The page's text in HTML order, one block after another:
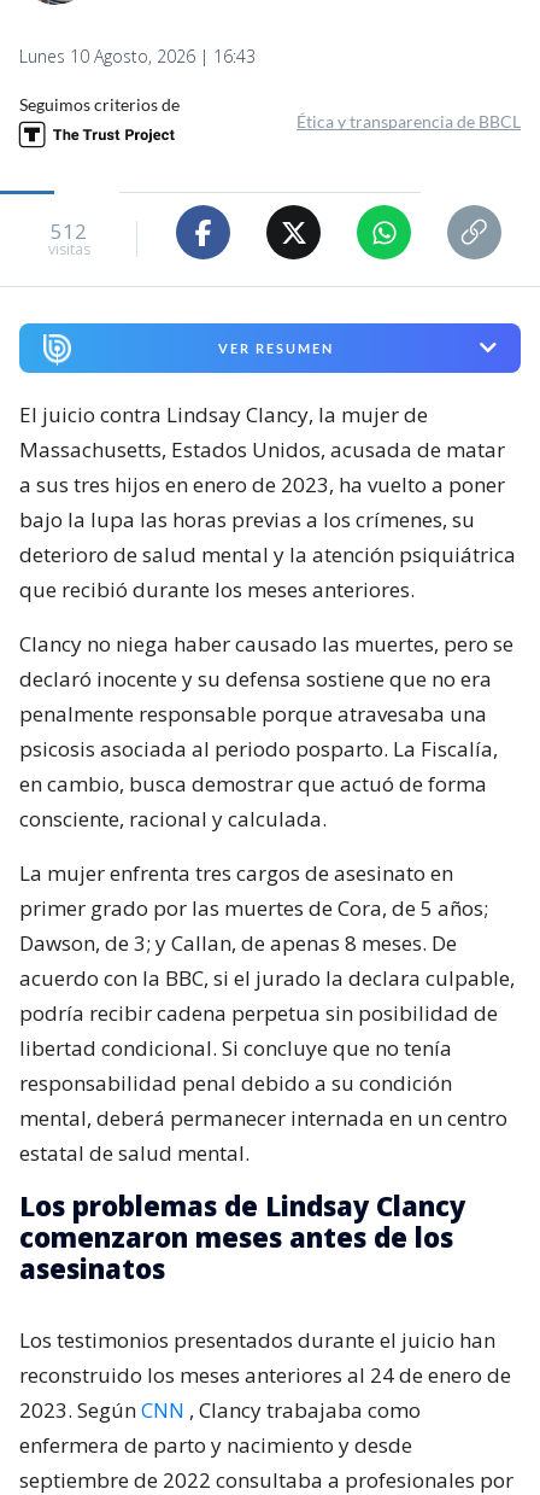
Lunes 10 Agosto, 2026 | 16:43
Seguimos criterios de
Ética y transparencia de BBCL
512
visitas
VER RESUMEN
El juicio contra Lindsay Clancy, la mujer de
Massachusetts, Estados Unidos, acusada de matar
a sus tres hijos en enero de 2023, ha vuelto a poner
bajo la lupa las horas previas a los crímenes, su
deterioro de salud mental y la atención psiquiátrica
que recibió durante los meses anteriores.
Clancy no niega haber causado las muertes, pero se
declaró inocente y su defensa sostiene que no era
penalmente responsable porque atravesaba una
psicosis asociada al periodo posparto. La Fiscalía,
en cambio, busca demostrar que actuó de forma
consciente, racional y calculada.
La mujer enfrenta tres cargos de asesinato en
primer grado por las muertes de Cora, de 5 años;
Dawson, de 3; y Callan, de apenas 8 meses. De
acuerdo con la BBC, si el jurado la declara culpable,
podría recibir cadena perpetua sin posibilidad de
libertad condicional. Si concluye que no tenía
responsabilidad penal debido a su condición
mental, deberá permanecer internada en un centro
estatal de salud mental.
Los problemas de Lindsay Clancy
comenzaron meses antes de los
asesinatos
Los testimonios presentados durante el juicio han
reconstruido los meses anteriores al 24 de enero de
2023. SegúnCNN , Clancy trabajaba como
enfermera de parto y nacimiento y desde
septiembre de 2022 consultaba a profesionales por